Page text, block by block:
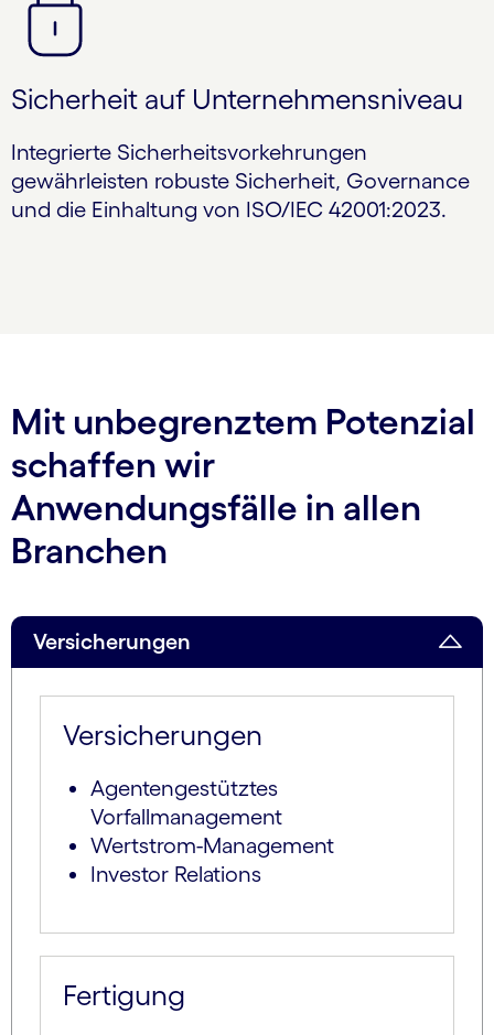
Sicherheit auf Unternehmensniveau
Integrierte Sicherheitsvorkehrungen
gewährleisten robuste Sicherheit, Governance
und die Einhaltung von ISO/IEC 42001:2023.
Mit unbegrenztem Potenzial
schaffen wir
Anwendungsfälle in allen
Branchen
Versicherungen
Versicherungen
Agentengestütztes
Vorfallmanagement
Wertstrom-Management
Investor Relations
Fertigung